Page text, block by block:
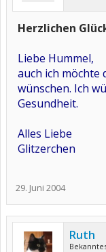
Herzlichen
Liebe Hummel,
auch ich möchte
wünschen. Ich
Gesundheit.
Alles Liebe
Glitzerchen
29. Juni 2004
Ruth